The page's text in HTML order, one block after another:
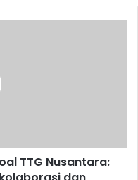
TTG Nusantara: